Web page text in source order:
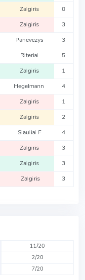
Zalgiris 0
Zalgiris 3
Panevezys 3
Riteriai 5
Zalgiris 1
Hegelmann 4
Zalgiris 1
Zalgiris 2
Siauliai F 4
Zalgiris 3
Zalgiris 3
Zalgiris 3
11/20
2/20
7/20